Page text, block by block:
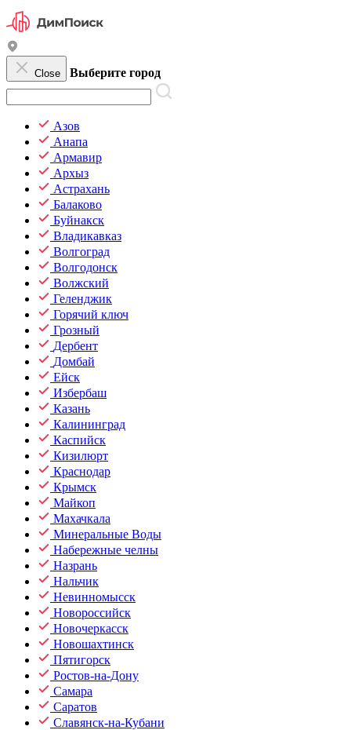
Close Выберите город
Азов
Анапа
Армавир
Архыз
Астрахань
Балаково
Буйнакск
Владикавказ
Волгоград
Волгодонск
Волжский
Геленджик
Горячий ключ
Грозный
Дербент
Домбай
Ейск
Избербаш
Казань
Калининград
Каспийск
Кизилюрт
Краснодар
Крымск
Майкоп
Махачкала
Минеральные Воды
Набережные челны
Назрань
Нальчик
Невинномысск
Новороссийск
Новочеркасск
Новошахтинск
Пятигорск
Ростов-на-Дону
Самара
Саратов
Славянск-на-Кубани